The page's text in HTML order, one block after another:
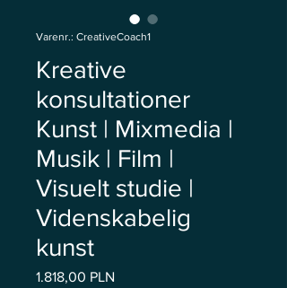
Varenr.: CreativeCoach1
Kreative
konsultationer
Kunst | Mixmedia |
Musik | Film |
Visuelt studie |
Videnskabelig
kunst
1.818,00 PLN